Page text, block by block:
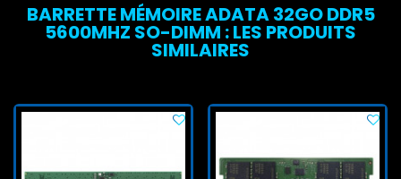
BARRETTE MÉMOIRE ADATA 32GO DDR5
5600MHZ SO-DIMM : LES PRODUITS
SIMILAIRES